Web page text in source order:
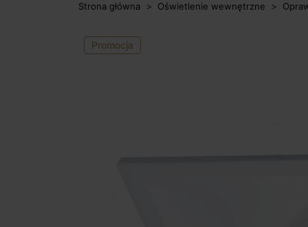
Strona główna Oświetlenie wewnętrzne
Promocja